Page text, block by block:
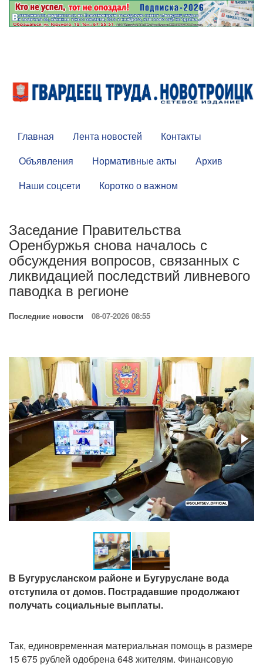
Главная Лента новостей
Контакты
Объявления
Нормативные акты
Архив
Наши соцсети
Коротко о важном
Заседание Правительства
Оренбуржья снова началось с
обсуждения вопросов, связанных с
ликвидацией последствий ливневого
паводка в регионе
Последние новости 08-07-2026 08:55
В Бугурусланском районе и Бугуруслане вода
отступила от домов. Пострадавшие продолжают
получать социальные выплаты.
Так, единовременная материальная помощь в размере
15 675 рублей одобрена 648 жителям. Финансовую